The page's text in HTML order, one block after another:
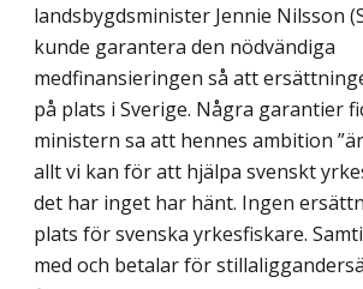
landsbygdsminister Jennie Nilsson
kunde garantera den nödvändiga
medfinansieringen så att
på plats i Sverige. Några garantier
ministern sa att hennes ambition
allt vi kan för att hjälpa svenskt
det har inget har hänt. Ingen
plats för svenska yrkesfiskare.
med och betalar för